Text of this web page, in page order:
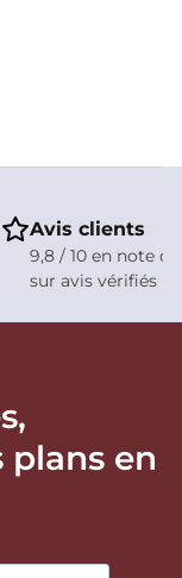
Avis clients
9,8 / 10 en note
sur avis vérifiés
plans en